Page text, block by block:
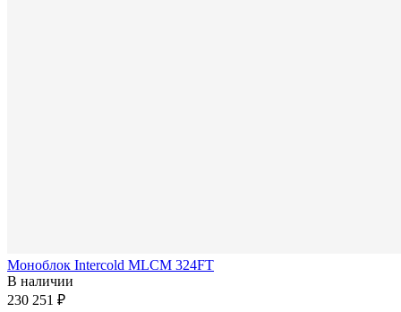
Моноблок Intercold MLCM 324FT
В наличии
230 251 ₽